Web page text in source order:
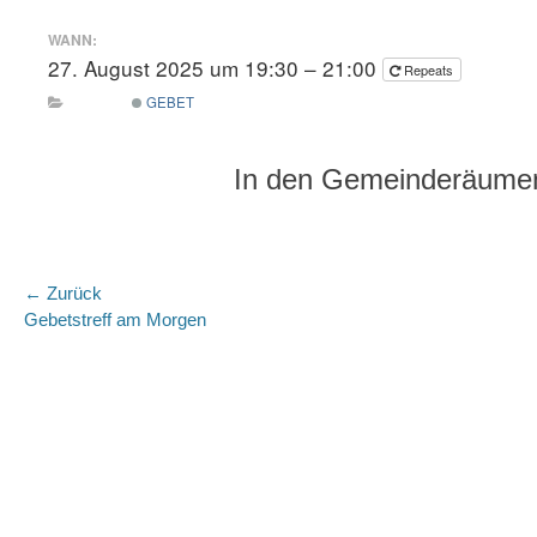
WANN:
27. August 2025 um 19:30 – 21:00
Repeats
GEBET
In den
Beitragsnavigation
← Zurück
Vorheriger
Gebetstreff am Morgen